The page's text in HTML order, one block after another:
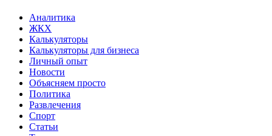
Аналитика
ЖКХ
Калькуляторы
Калькуляторы для бизнеса
Личный опыт
Новости
Объясняем просто
Политика
Развлечения
Спорт
Статьи